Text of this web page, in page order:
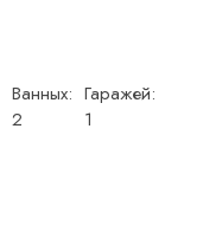
Ванных:
2
Гаражей:
1